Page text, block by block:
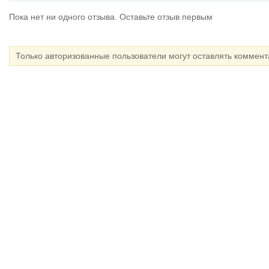
Пока нет ни одного отзыва. Оставьте отзыв первым
Только авторизованные пользователи могут оставлять